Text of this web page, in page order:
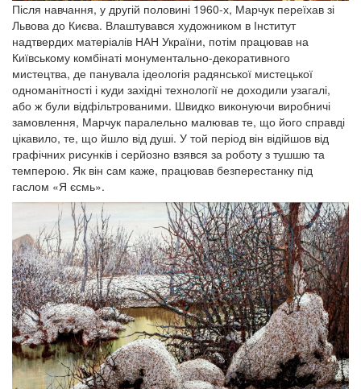
Після навчання, у другій половині 1960-х, Марчук переїхав зі
Львова до Києва. Влаштувався художником в Інститут
надтвердих матеріалів НАН України, потім працював на
Київському комбінаті монументально-декоративного
мистецтва, де панувала ідеологія радянської мистецької
одноманітності і куди західні технології не доходили узагалі,
або ж були відфільтрованими. Швидко виконуючи виробничі
замовлення, Марчук паралельно малював те, що його справді
цікавило, те, що йшло від душі. У той період він відійшов від
графічних рисунків і серйозно взявся за роботу з тушшю та
темперою. Як він сам каже, працював безперестанку під
гаслом «Я єсмь».